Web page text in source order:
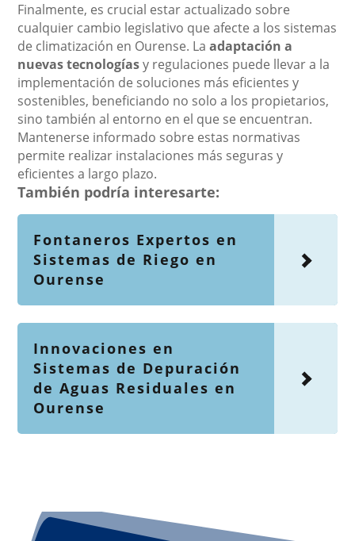
Finalmente, es crucial estar actualizado sobre
cualquier cambio legislativo que afecte a los sistemas
de climatización en Ourense. Laadaptación a
nuevas tecnologíasy regulaciones puede llevar a la
implementación de soluciones más eficientes y
sostenibles, beneficiando no solo a los propietarios,
sino también al entorno en el que se encuentran.
Mantenerse informado sobre estas normativas
permite realizar instalaciones más seguras y
eficientes a largo plazo.
También podría interesarte:
Fontaneros Expertos en
Sistemas de Riego en
Ourense
Innovaciones en
Sistemas de Depuración
de Aguas Residuales en
Ourense